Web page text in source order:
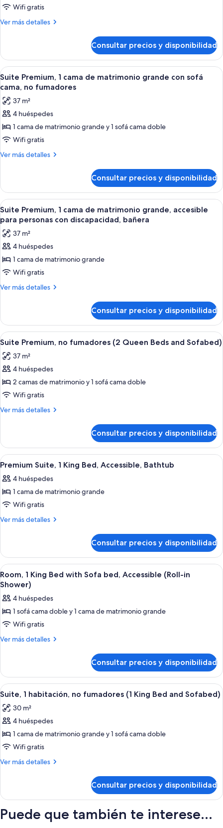
cama
de
con
sofá
cama,
vistas
a
la
ciudad
(1
Bedroom)
Wifi gratis
Ver más detalles
Más
1
cama
de
matrimonio
grande
con
sofá
vistas
a
ciudad
Consultar precios y disponibilidad
Abrir
todas
las
fotos
de
Suite
Premium,
1
matrimonio
grande
con
sofá
cama,
no
fumadores
Una habitación de hotel moderna
7
Suite Premium, 1 cama de matrimonio grande con sofá
cama, no fumadores
37 m²
4 huéspedes
1 cama de matrimonio grande y 1 sofá cama doble
Wifi gratis
Ver más detalles
Más
Premium,
cama
de
matrimonio
grande
con
cama,
no
Consultar precios y disponibilidad
Abrir
todas
las
fotos
de
Suite
Premium,
1
matrimonio
grande,
accesible
para
personas
con
discapacidad,
bañera
Habitación de hotel con una cama
7
Suite Premium, 1 cama de matrimonio grande, accesible
para personas con discapacidad, bañera
37 m²
4 huéspedes
1 cama de matrimonio grande
Wifi gratis
Ver más detalles
Más
Premium,
cama
matrimonio
grande,
para
personas
discapacidad,
Consultar precios y disponibilidad
Abrir
todas
las
fotos
de
Suite
Premium,
(2
Queen
Beds
and
Sofabed)
Habitación de hotel con dos camas,
7
Suite Premium, no fumadores (2 Queen Beds and Sofabed)
37 m²
4 huéspedes
2 camas de matrimonio y 1 sofá cama doble
Wifi gratis
Ver más detalles
Más
Premium,
no
fumadores
Queen
Beds
Sofabed)
Consultar precios y disponibilidad
Abrir
todas
las
fotos
de
Premium
King
Bed,
Accessible,
Bathtub
Una habitación de hotel compacta
2
Premium Suite, 1 King Bed, Accessible, Bathtub
4 huéspedes
1 cama de matrimonio grande
Wifi gratis
Ver más detalles
Más
Suite,
King
Bed,
Accessible,
Bathtub
Consultar precios y disponibilidad
Abrir
todas
las
fotos
de
Room,
1
with
Sofa
bed,
Accessible
(Roll-
in
Shower)
Una habitación de hotel compacta
1
Room, 1 King Bed with Sofa bed, Accessible (Roll-in
Shower)
4 huéspedes
1 sofá cama doble y 1 cama de matrimonio grande
Wifi gratis
Ver más detalles
Más
1
King
Bed
Sofa
bed,
(Roll-
in
Consultar precios y disponibilidad
Abrir
todas
las
fotos
de
Suite,
1
fumadores
(1
King
Una habitación de hotel moderna
6
Suite, 1 habitación, no fumadores (1 King Bed and Sofabed)
30 m²
4 huéspedes
1 cama de matrimonio grande y 1 sofá cama doble
Wifi gratis
Ver más detalles
Más
1
no
Consultar precios y disponibilidad
Puede que también te interese...